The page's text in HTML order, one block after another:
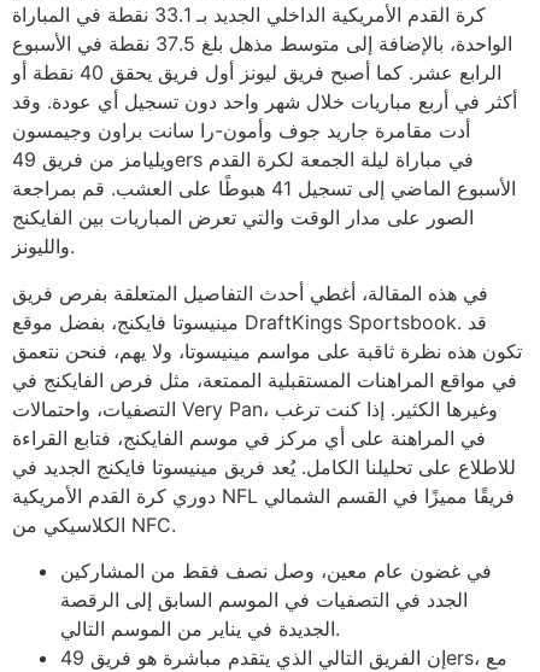
كرة القدم الأمريكية الداخلي الجديد بـ 33.1 نقطة في المباراة
الواحدة، بالإضافة إلى متوسط ​​مذهل بلغ 37.5 نقطة في الأسبوع
الرابع عشر. كما أصبح فريق ليونز أول فريق يحقق 40 نقطة أو
أكثر في أربع مباريات خلال شهر واحد دون تسجيل أي عودة. وقد
أدت مقامرة جاريد جوف وأمون-را سانت براون وجيمسون
ويليامز من فريق 49ers في مباراة ليلة الجمعة لكرة القدم
الأسبوع الماضي إلى تسجيل 41 هبوطًا على العشب. قم بمراجعة
الصور على مدار الوقت والتي تعرض المباريات بين الفايكنج
والليونز.
في هذه المقالة، أغطي أحدث التفاصيل المتعلقة بفرص فريق
مينيسوتا فايكنج، بفضل موقع DraftKings Sportsbook. قد
تكون هذه نظرة ثاقبة على مواسم مينيسوتا، ولا يهم، فنحن نتعمق
في مواقع المراهنات المستقبلية الممتعة، مثل فرص الفايكنج في
التصفيات، واحتمالات Very Pan، وغيرها الكثير. إذا كنت ترغب
في المراهنة على أي مركز في موسم الفايكنج، فتابع القراءة
للاطلاع على تحليلنا الكامل. يُعد فريق مينيسوتا فايكنج الجديد في
دوري كرة القدم الأمريكية NFL فريقًا مميزًا في القسم الشمالي
الكلاسيكي من NFC.
في غضون عام معين، وصل نصف فقط من المشاركين
الجدد في التصفيات في الموسم السابق إلى الرقصة
الجديدة في يناير من الموسم التالي.
إن الفريق التالي الذي يتقدم مباشرة هو فريق 49ers، مع